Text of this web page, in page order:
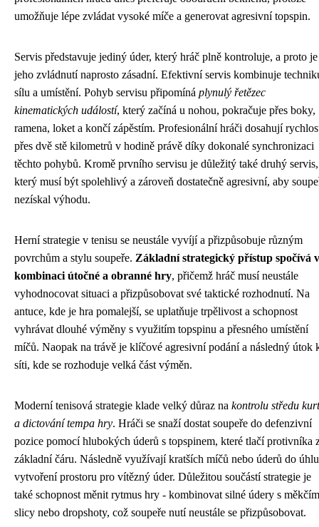
umožňuje lépe zvládat vysoké míče a generovat agresivní topspin.
Servis představuje jediný úder, který hráč plně kontroluje, a proto je
jeho zvládnutí naprosto zásadní. Efektivní servis kombinuje
sílu a umístění. Pohyb servisu připomíná plynulý řetězec
kinematických událostí, který začíná u nohou, pokračuje přes boky,
ramena, loket a končí zápěstím. Profesionální hráči dosahují
přes dvě stě kilometrů v hodině právě díky dokonalé synchronizaci
těchto pohybů. Kromě prvního servisu je důležitý také druhý servis,
který musí být spolehlivý a zároveň dostatečně agresivní, aby
nezískal výhodu.
Herní strategie v tenisu se neustále vyvíjí a přizpůsobuje různým
povrchům a stylu soupeře. Základní strategický přístup spočívá v
kombinaci útočné a obranné hry, přičemž hráč musí neustále
vyhodnocovat situaci a přizpůsobovat své taktické rozhodnutí. Na
antuce, kde je hra pomalejší, se uplatňuje trpělivost a schopnost
vyhrávat dlouhé výměny s využitím topspinu a přesného umístění
míčů. Naopak na trávě je klíčové agresivní podání a následný útok
síti, kde se rozhoduje velká část výměn.
Moderní tenisová strategie klade velký důraz na kontrolu středu
a dictování tempa hry. Hráči se snaží dostat soupeře do defenzivní
pozice pomocí hlubokých úderů s topspinem, které tlačí protivníka
základní čáru. Následně využívají kratších míčů nebo úderů do
vytvoření prostoru pro vítězný úder. Důležitou součástí strategie je
také schopnost měnit rytmus hry - kombinovat silné údery s
slicy nebo dropshoty, což soupeře nutí neustále se přizpůsobovat.